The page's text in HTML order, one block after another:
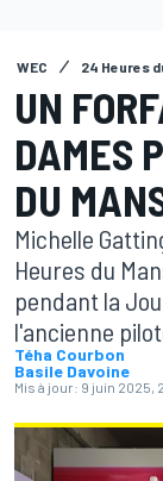
WEC 24 Heures
UN
DAMES
DU
Michelle
Heures du
pendant la
l'ancienne
Téha Courbon
Basile Davoine
Mis à jour: 9 juin 2025,